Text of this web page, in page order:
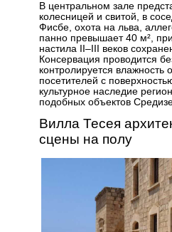
В центральном зале
колесницей и свитой, в
Фисбе, охота на льва,
панно превышает 40 м²,
настила II–III веков
Консервация проводится
контролируется влажность
посетителей с
культурное наследие
подобных объектов
Вилла Тесея
сцены на полу